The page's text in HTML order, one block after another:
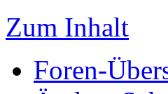
Zum Inhalt
Foren-